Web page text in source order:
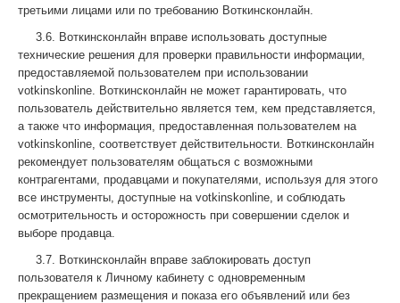
третьими лицами или по требованию Воткинсконлайн.
3.6. Воткинсконлайн вправе использовать доступные
технические решения для проверки правильности информации,
предоставляемой пользователем при использовании
votkinskonline. Воткинсконлайн не может гарантировать, что
пользователь действительно является тем, кем представляется,
а также что информация, предоставленная пользователем на
votkinskonline, соответствует действительности. Воткинсконлайн
рекомендует пользователям общаться с возможными
контрагентами, продавцами и покупателями, используя для этого
все инструменты, доступные на votkinskonline, и соблюдать
осмотрительность и осторожность при совершении сделок и
выборе продавца.
3.7. Воткинсконлайн вправе заблокировать доступ
пользователя к Личному кабинету с одновременным
прекращением размещения и показа его объявлений или без